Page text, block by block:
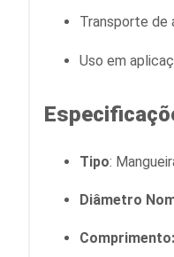
Transporte de
Uso em
Tipo:
Diâmetro
Comprimento: